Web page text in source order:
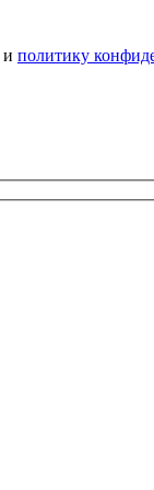
и политику